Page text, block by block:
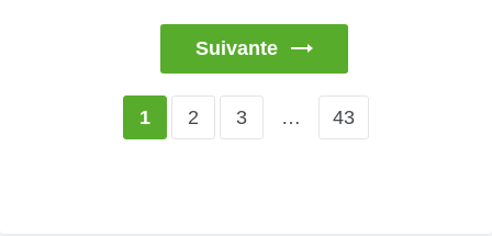
Suivante
1 2 3 … 43